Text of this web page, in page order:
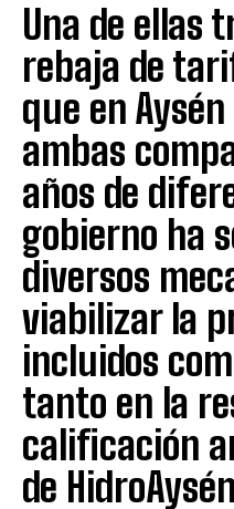
Una de ellas
rebaja de
que en
ambas
años de
gobierno ha
diversos
viabilizar la
incluidos
tanto en la
calificación
de